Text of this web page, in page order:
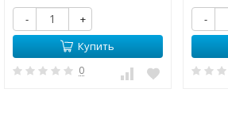
-
+
Купить
0
-